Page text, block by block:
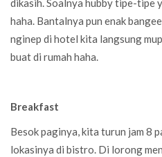
dikasih. Soalnya hubby tipe-tipe
haha. Bantalnya pun enak
nginep di hotel kita langsung
buat di rumah haha.
Breakfast
Besok paginya, kita turun jam 8
lokasinya di bistro. Di lorong